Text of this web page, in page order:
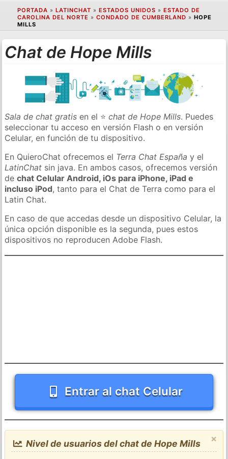
PORTADA » LATINCHAT » ESTADOS UNIDOS » ESTADO DE
CAROLINA DEL NORTE » CONDADO DE CUMBERLAND » HOPE
MILLS
Chat de Hope Mills
Sala de chat gratis en el ⭐chat de Hope Mills. Puedes
seleccionar tu acceso en versión Flash o en versión
Celular, en función de tu dispositivo.
En QuieroChat ofrecemos el Terra Chat España y el
LatinChat sin java. En ambos casos, ofrecemos versión
dechat Celular Android, iOs para iPhone, iPad e
incluso iPod, tanto para el Chat de Terra como para el
Latin Chat.
En caso de que accedas desde un dispositivo Celular, la
única opción disponible es la segunda, pues estos
dispositivos no reproducen Adobe Flash.
Entrar al chat Celular
×
Nivel de usuarios del chat de Hope Mills